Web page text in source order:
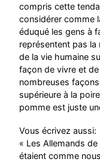
compris cette
considérer comme
éduqué les gens à
représentent pas la
de la vie humaine
façon de vivre et
nombreuses
supérieure à la
pomme est juste
Vous écrivez aussi:
« Les Allemands
étaient comme